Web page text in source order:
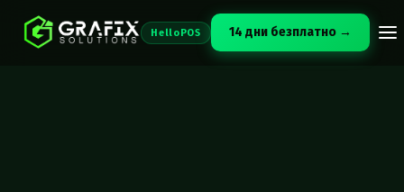
HelloPOS 14 дни безплатно →